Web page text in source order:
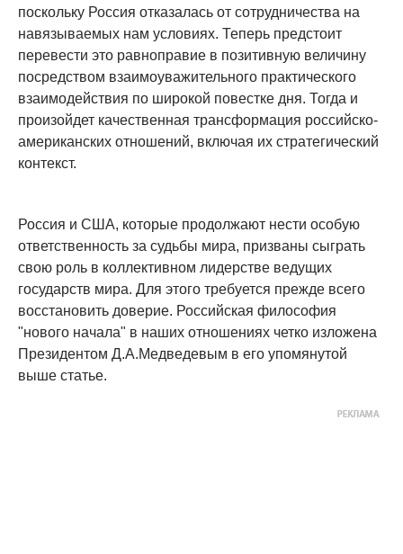
поскольку Россия отказалась от сотрудничества на
навязываемых нам условиях. Теперь предстоит
перевести это равноправие в позитивную величину
посредством взаимоуважительного практического
взаимодействия по широкой повестке дня. Тогда и
произойдет качественная трансформация российско-
американских отношений, включая их стратегический
контекст.
Россия и США, которые продолжают нести особую
ответственность за судьбы мира, призваны сыграть
свою роль в коллективном лидерстве ведущих
государств мира. Для этого требуется прежде всего
восстановить доверие. Российская философия
"нового начала" в наших отношениях четко изложена
Президентом Д.А.Медведевым в его упомянутой
выше статье.